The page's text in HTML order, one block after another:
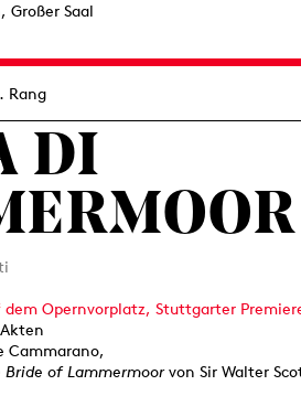
Großer Saal
Rang
DI
Opernvorplatz, Stuttgarter
Cammarano,
Bride of Lammermoorvon Sir Walter